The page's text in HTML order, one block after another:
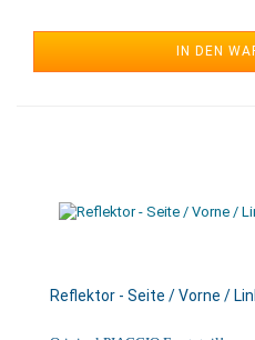
IN DEN
Reflektor - Seite / Vorne /